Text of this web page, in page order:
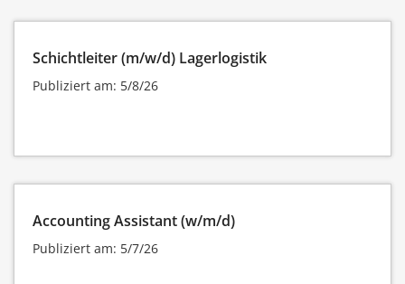
Schichtleiter (m/w/d) Lagerlogistik
Publiziert am: 5/8/26
Accounting Assistant (w/m/d)
Publiziert am: 5/7/26